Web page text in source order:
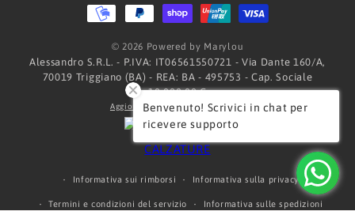
di
pagamento
© 2026 Powered by Marylou
Alessandro S.R.L. - P.IVA: IT06561550721 - Via Dante 160/A,
70019 Triggiano (BA) - REA: BA - 495753 - Cap. Sociale
10.000,00 €
Aggiorna le preferenze sui cookie
Informativa sui rimborsi Informativa sulla privacy
Termini e condizioni del servizio Informativa sulle spedizioni
Benvenuto! Scrivici in chat per
ricevere supporto